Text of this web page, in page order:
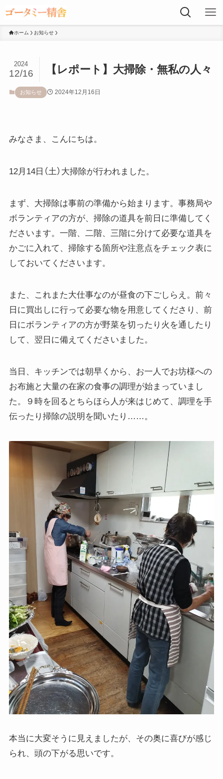
ホーム お知らせ
【レポート】大掃除・無私の人々
2024
12/16
お知らせ 2024年12月16日
みなさま、こんにちは。
12月14日（土）大掃除が行われました。
まず、大掃除は事前の準備から始まります。事務局や
ボランティアの方が、掃除の道具を前日に準備してく
ださいます。一階、二階、三階に分けて必要な道具を
かごに入れて、掃除する箇所や注意点をチェック表に
しておいてくださいます。
また、これまた大仕事なのが昼食の下ごしらえ。前々
日に買出しに行って必要な物を用意してくださり、前
日にボランティアの方が野菜を切ったり火を通したり
して、翌日に備えてくださいました。
当日、キッチンでは朝早くから、お一人でお坊様への
お布施と大量の在家の食事の調理が始まっていまし
た。９時を回るとちらほら人が来はじめて、調理を手
伝ったり掃除の説明を聞いたり……。
本当に大変そうに見えましたが、その奥に喜びが感じ
られ、頭の下がる思いです。